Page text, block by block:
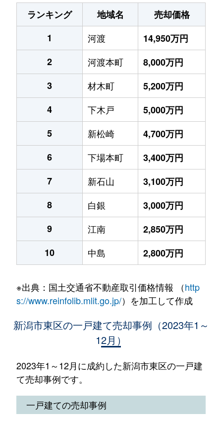
ランキング
地域名
売却価格
1
河渡
14,950万円
2
河渡本町
8,000万円
3
材木町
5,200万円
4
下木戸
5,000万円
5
新松崎
4,700万円
6
下場本町
3,400万円
7
新石山
3,100万円
8
白銀
3,000万円
9
江南
2,850万円
10
中島 2,800万円
※出典：国土交通省不動産取引価格情報 （http
s://www.reinfolib.mlit.go.jp/）を加工して作成
新潟市東区の一戸建て売却事例（2023年1～
12月）
2023年1～12月に成約した新潟市東区の一戸建
て売却事例です。
一戸建ての売却事例